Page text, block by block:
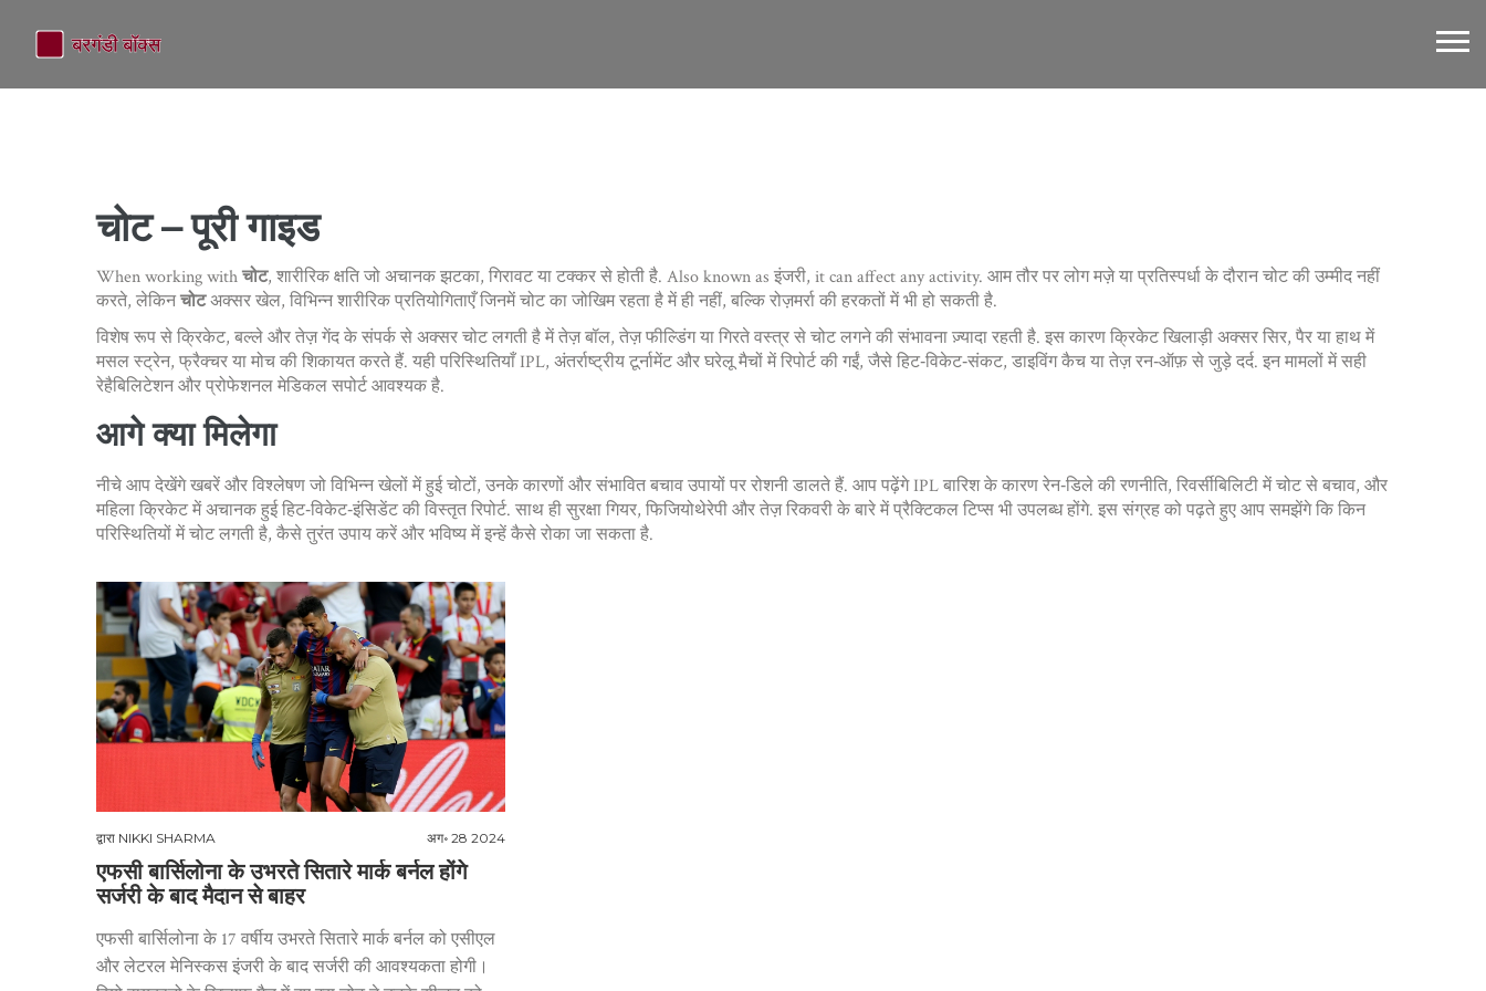
चोट – पूरी गाइड
When working withचोट, शारीरिक क्षति जो अचानक झटका, गिरावट या टक्कर से होती है. Also known as इंजरी, it can affect any activity. आम तौर पर लोग मज़े या प्रतिस्पर्धा के दौरान चोट की उम्मीद नहीं
करते, लेकिनचोटअक्सरखेल, विभिन्न शारीरिक प्रतियोगिताएँ जिनमें चोट का जोखिम रहता हैमें ही नहीं, बल्कि रोज़मर्रा की हरकतों में भी हो सकती है.
विशेष रूप सेक्रिकेट, बल्ले और तेज़ गेंद के संपर्क से अक्सर चोट लगती हैमें तेज़ बॉल, तेज़ फील्डिंग या गिरते वस्त्र से चोट लगने की संभावना ज़्यादा रहती है. इस कारण क्रिकेट खिलाड़ी अक्सर सिर, पैर या हाथ में
मसल स्ट्रेन, फ्रैक्चर या मोच की शिकायत करते हैं. यही परिस्थितियाँ IPL, अंतर्राष्ट्रीय टूर्नामेंट और घरेलू मैचों में रिपोर्ट की गईं, जैसे हिट‑विकेट‑संकट, डाइविंग कैच या तेज़ रन‑ऑफ़ से जुड़े दर्द. इन मामलों में सही
रेहैबिलिटेशन और प्रोफेशनल मेडिकल सपोर्ट आवश्यक है.
आगे क्या मिलेगा
नीचे आप देखेंगे खबरें और विश्लेषण जो विभिन्न खेलों में हुई चोटों, उनके कारणों और संभावित बचाव उपायों पर रोशनी डालते हैं. आप पढ़ेंगे IPL बारिश के कारण रेन‑डिले की रणनीति, रिवर्सीबिलिटी में चोट से बचाव, और
महिला क्रिकेट में अचानक हुई हिट‑विकेट‑इंसिडेंट की विस्तृत रिपोर्ट. साथ ही सुरक्षा गियर, फिजियोथेरेपी और तेज़ रिकवरी के बारे में प्रैक्टिकल टिप्स भी उपलब्ध होंगे. इस संग्रह को पढ़ते हुए आप समझेंगे कि किन
परिस्थितियों में चोट लगती है, कैसे तुरंत उपाय करें और भविष्य में इन्हें कैसे रोका जा सकता है.
द्वारा NIKKI SHARMA अग॰ 28 2024
एफसी बार्सिलोना के उभरते सितारे मार्क बर्नल होंगे
सर्जरी के बाद मैदान से बाहर
एफसी बार्सिलोना के 17 वर्षीय उभरते सितारे मार्क बर्नल को एसीएल
और लेटरल मेनिस्कस इंजरी के बाद सर्जरी की आवश्यकता होगी।